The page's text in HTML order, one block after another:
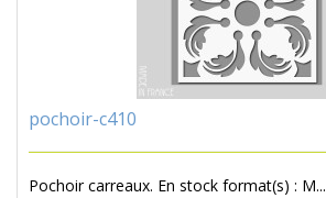
pochoir-c410
Pochoir carreaux. En stock format(s) : M...